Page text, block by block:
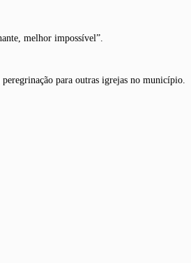
melhor impossível”.
para outras igrejas no município.